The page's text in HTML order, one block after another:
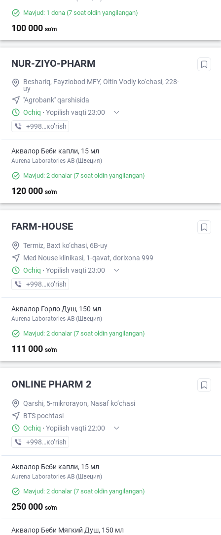
Mavjud: 1 dona (7 soat oldin yangilangan)
100 000 so'm
NUR-ZIYO-PHARM
Beshariq, Fayziobod MFY, Oltin Vodiy ko‘chasi, 228-
uy
''Agrobank'' qarshisida
Ochiq · Yopilish vaqti 23:00
+998 (93) XXX-XX-XX
кo’rish
Аквалор Беби капли, 15 мл
Aurena Laboratories AB (Швеция)
Mavjud: 2 donalar(7 soat oldin yangilangan)
120 000 so'm
FARM-HOUSE
Termiz, Baxt ko‘chasi, 6B-uy
Med Nouse klinikasi, 1-qavat, dorixona 999
Ochiq · Yopilish vaqti 23:00
+998 (98) XXX-XX-XX
кo’rish
Аквалор Горло Душ, 150 мл
Aurena Laboratories AB (Швеция)
Mavjud: 2 donalar(7 soat oldin yangilangan)
111 000 so'm
ONLINE PHARM 2
Qarshi, 5-mikrorayon, Nasaf ko‘chasi
BTS pochtasi
Ochiq · Yopilish vaqti 22:00
+998 (97) XXX-XX-XX
кo’rish
Аквалор Беби капли, 15 мл
Aurena Laboratories AB (Швеция)
Mavjud: 2 donalar(7 soat oldin yangilangan)
250 000 so'm
Аквалор Беби Мягкий Душ, 150 мл